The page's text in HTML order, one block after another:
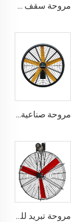
مروحة سقف ذات 6 شفرات للاستخدام المنزلي مروحة تجارية لمكتب وغرفة المعيشة بمروحة سقف LED
مروحة صناعية مثبتة على الحائط بقطر 47 بوصة وبمحرك PMSM نوع IE5 وجودة عالية
مروحة تبريد للمزارع الداجنة ومروحة تهوية